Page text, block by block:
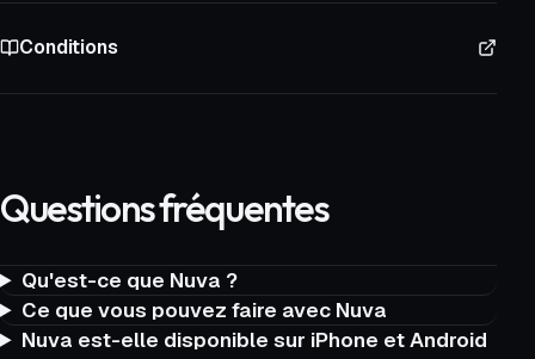
Conditions
Questions fréquentes
Qu'est-ce que Nuva ?
Ce que vous pouvez faire avec Nuva
Nuva est-elle disponible sur iPhone et Android